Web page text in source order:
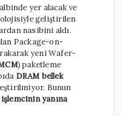
yer alacak ve
geliştirilen
nasibini aldı.
Package-on-
yeni Wafer-
) paketleme
DRAM bellek
Bunun
işlemcinin yanına